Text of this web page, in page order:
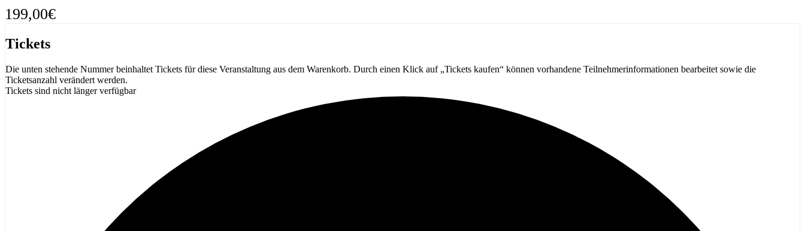
199,00€
Tickets
Die unten stehende Nummer beinhaltet Tickets für diese Veranstaltung aus dem Warenkorb. Durch einen Klick auf „Tickets kaufen“ können vorhandene Teilnehmerinformationen bearbeitet sowie die
Ticketsanzahl verändert werden.
Tickets sind nicht länger verfügbar